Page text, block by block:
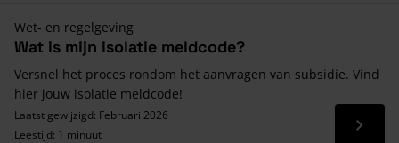
Wet- en regelgeving
Wat is mijn isolatie meldcode?
Versnel het proces rondom het aanvragen van subsidie. Vind
hier jouw isolatie meldcode!
Laatst gewijzigd: Februari 2026
Leestijd: 1 minuut
Lees